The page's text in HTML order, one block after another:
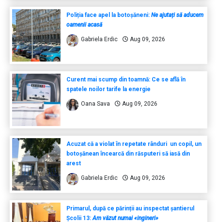
Poliția face apel la botoșăneni: Ne ajutați să aducem
oamenii acasă
Gabriela Erdic Aug 09, 2026
Curent mai scump din toamnă: Ce se află în
spatele noilor tarife la energie
Oana Sava Aug 09, 2026
Acuzat că a violat în repetate rânduri un copil, un
botoșănean încearcă din răsputeri să iasă din
arest
Gabriela Erdic Aug 09, 2026
Primarul, după ce părinții au inspectat șantierul
Școlii 13: Am văzut numai «ingineri»